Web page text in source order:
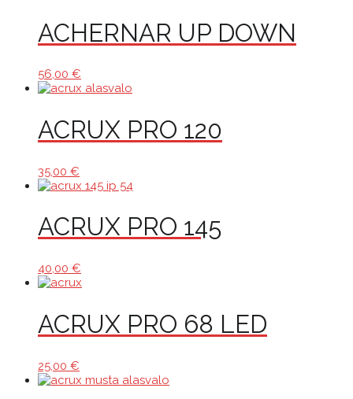
ACHERNAR UP DOWN
56,00 €
ACRUX PRO 120
35,00 €
ACRUX PRO 145
40,00 €
ACRUX PRO 68 LED
25,00 €